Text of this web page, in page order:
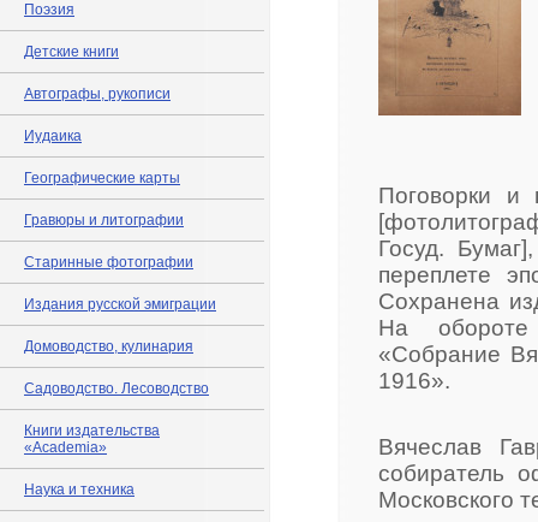
Поэзия
Детские книги
Автографы, рукописи
Иудаика
Географические карты
Гравюры и литографии
Старинные фотографии
Издания русской эмиграции
Домоводство, кулинария
Садоводство. Лесоводство
Книги издательства
«Academia»
Наука и техника
Поговорки и
Госуд.
переплете
Сохранена
На обороте
«Собрание
1916».
Вячеслав
собиратель
Московского